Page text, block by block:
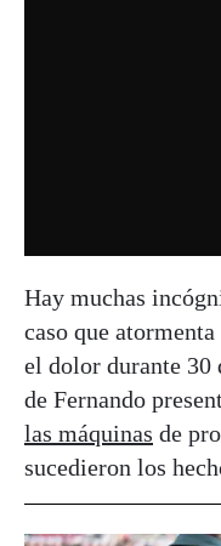
Hay muchas
caso que
el dolor durante 30
de Fernando
las máquinas de
sucedieron los